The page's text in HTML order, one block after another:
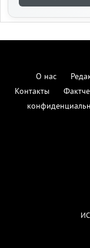
О нас
Контакты